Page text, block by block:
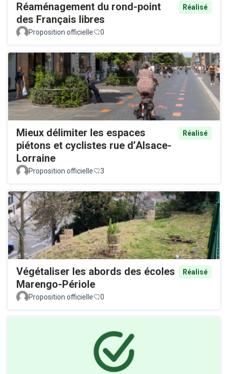
Réaménagement du rond-point
des Français libres
Réalisé
Proposition officielle 0
Mieux délimiter les espaces
piétons et cyclistes rue d’Alsace-
Lorraine
Réalisé
Proposition officielle 3
Végétaliser les abords des écoles
Marengo-Périole
Réalisé
Proposition officielle 0